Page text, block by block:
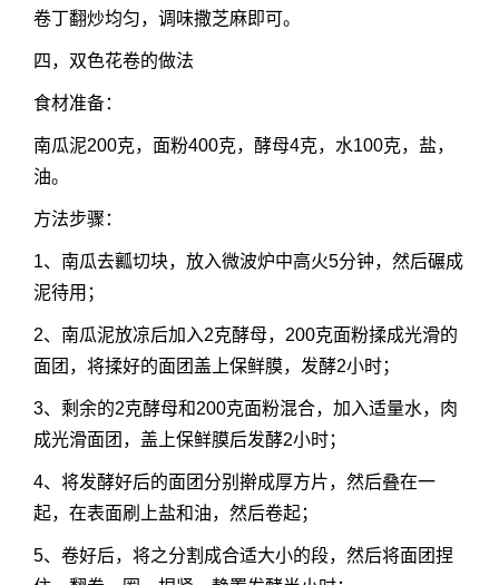
卷丁翻炒均匀，调味撒芝麻即可。
四，双色花卷的做法
食材准备：
南瓜泥200克，面粉400克，酵母4克，水100克，盐，
油。
方法步骤：
1、南瓜去瓤切块，放入微波炉中高火5分钟，然后碾成
泥待用；
2、南瓜泥放凉后加入2克酵母，200克面粉揉成光滑的
面团，将揉好的面团盖上保鲜膜，发酵2小时；
3、剩余的2克酵母和200克面粉混合，加入适量水，肉
成光滑面团，盖上保鲜膜后发酵2小时；
4、将发酵好后的面团分别擀成厚方片，然后叠在一
起，在表面刷上盐和油，然后卷起；
5、卷好后，将之分割成合适大小的段，然后将面团捏